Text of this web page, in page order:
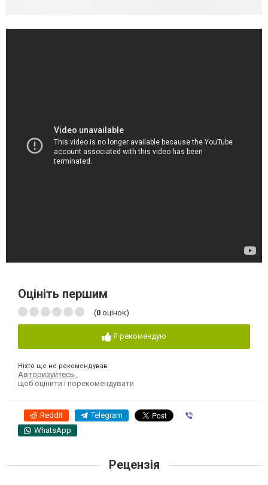
Оцініть першим
(0 оцінок)
Я рекомендую
Ніхто ще не рекомендував
Авторизуйтесь
щоб оцінити і порекомендувати
Reddit Telegram
WhatsApp
Рецензія